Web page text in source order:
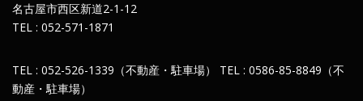
名古屋市西区新道2-1-12
TEL : 052-571-1871
TEL : 052-526-1339（不動産・駐車場） TEL : 0586-85-8849（不
動産・駐車場）